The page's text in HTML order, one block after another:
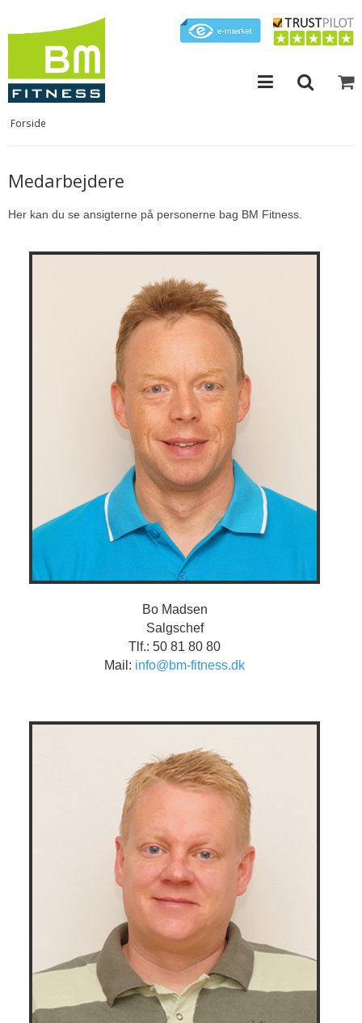
Forside
Medarbejdere
Her kan du se ansigterne på personerne bag BM Fitness.
Bo Madsen
Salgschef
Tlf.: 50 81 80 80
Mail: info@bm-fitness.dk